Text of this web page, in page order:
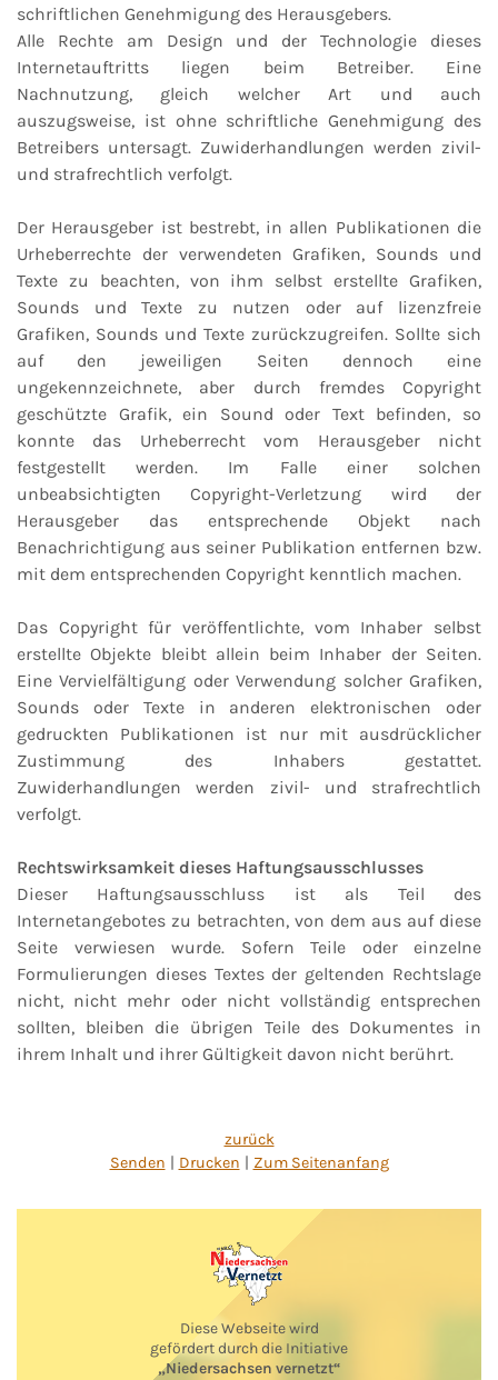
schriftlichen Genehmigung des Herausgebers.
Alle Rechte am Design und der Technologie dieses
Internetauftritts liegen beim Betreiber. Eine
Nachnutzung, gleich welcher Art und auch
auszugsweise, ist ohne schriftliche Genehmigung des
Betreibers untersagt. Zuwiderhandlungen werden zivil-
und strafrechtlich verfolgt.
Der Herausgeber ist bestrebt, in allen Publikationen die
Urheberrechte der verwendeten Grafiken, Sounds und
Texte zu beachten, von ihm selbst erstellte Grafiken,
Sounds und Texte zu nutzen oder auf lizenzfreie
Grafiken, Sounds und Texte zurückzugreifen. Sollte sich
auf den jeweiligen Seiten dennoch eine
ungekennzeichnete, aber durch fremdes Copyright
geschützte Grafik, ein Sound oder Text befinden, so
konnte das Urheberrecht vom Herausgeber nicht
festgestellt werden. Im Falle einer solchen
unbeabsichtigten Copyright-Verletzung wird der
Herausgeber das entsprechende Objekt nach
Benachrichtigung aus seiner Publikation entfernen bzw.
mit dem entsprechenden Copyright kenntlich machen.
Das Copyright für veröffentlichte, vom Inhaber selbst
erstellte Objekte bleibt allein beim Inhaber der Seiten.
Eine Vervielfältigung oder Verwendung solcher Grafiken,
Sounds oder Texte in anderen elektronischen oder
gedruckten Publikationen ist nur mit ausdrücklicher
Zustimmung des Inhabers gestattet.
Zuwiderhandlungen werden zivil- und strafrechtlich
verfolgt.
Rechtswirksamkeit dieses Haftungsausschlusses
Dieser Haftungsausschluss ist als Teil des
Internetangebotes zu betrachten, von dem aus auf diese
Seite verwiesen wurde. Sofern Teile oder einzelne
Formulierungen dieses Textes der geltenden Rechtslage
nicht, nicht mehr oder nicht vollständig entsprechen
sollten, bleiben die übrigen Teile des Dokumentes in
ihrem Inhalt und ihrer Gültigkeit davon nicht berührt.
zurück
Senden
Drucken Zum Seitenanfang
Diese Webseite wird
gefördert durch die Initiative
„Niedersachsen vernetzt“